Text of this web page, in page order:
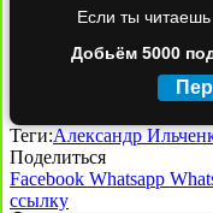
Если ты
Добьём 5000
Теги:Александр
Поделиться
Facebook Whatsapp
ссылку